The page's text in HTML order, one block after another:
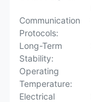
Communication
Protocols:
Long-Term
Stability:
Operating
Temperature:
Electrical